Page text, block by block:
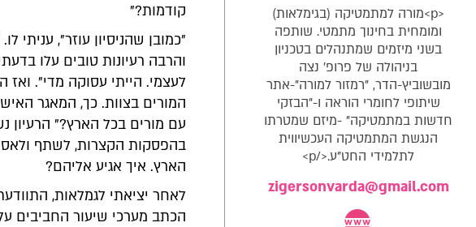
קודמות?"
"כמובן שהניסיון עוזר",
והרבה רעיונות טובים עלו
לעצמי. הייתי עסוקה מדי". ואז
המורים בצוות. כך, המאגר
עם מורים בכל הארץ?" הרעיון
בהפסקות הקצרות, לשתף
הארץ. איך אגיע אליהם?
לאחר יציאתי לגמלאות,
הכתב מערכי שיעור החביבים
<p>מורה למתמטיקה (בגימלאות)
ומומחית בחינוך מתמטי. שותפה
בשני מיזמים שמתנהלים בטכניון
בניהולה של פרופ' נצה
מובשוביץ-הדר, "רמזור למורה"-אתר
שיתופי לחומרי הוראה ו-"הבזקי
חדשות במתמטיקה" -מיזם שמטרתו
הנגשת המתמטיקה העכשיווית
לתלמידי החט"ע.</p>
zigersonvarda@gmail.com